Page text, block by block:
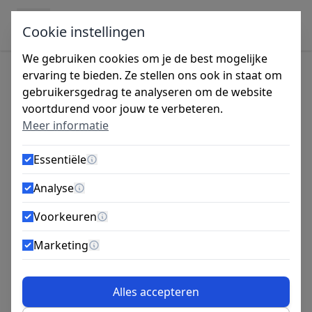
Ga naar de inhoud
Tijdens de vakantieperiode zijn wij gesloten
van 27 juli tot 14 augustus. Bestellingen
worden vanaf maandag 10 augustus
verzonden.
PGB Zelftapper 3.9x22 Bolkop PH
200st
Cookie instellingen
We gebruiken cookies om je de best mogelijke
ervaring te bieden. Ze stellen ons ook in staat om
gebruikersgedrag te analyseren om de website
voortdurend voor jouw te verbeteren.
Meer informatie
Essentiële
Analyse
Voorkeuren
Marketing
Alles accepteren